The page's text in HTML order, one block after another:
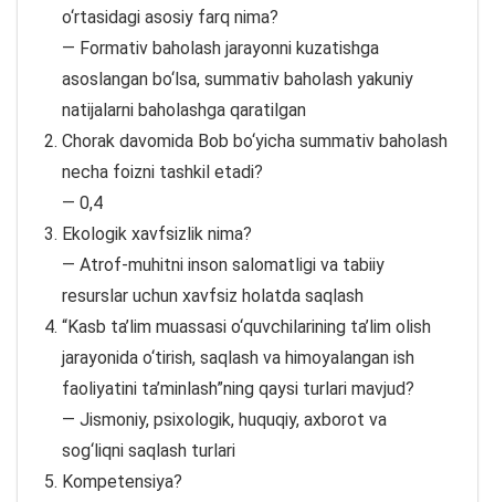
o‘rtasidagi asosiy farq nima?
— Formativ baholash jarayonni kuzatishga
asoslangan bo‘lsa, summativ baholash yakuniy
natijalarni baholashga qaratilgan
Chorak davomida Bob bo‘yicha summativ baholash
necha foizni tashkil etadi?
— 0,4
Ekologik xavfsizlik nima?
— Atrof-muhitni inson salomatligi va tabiiy
resurslar uchun xavfsiz holatda saqlash
“Kasb ta’lim muassasi o‘quvchilarining ta’lim olish
jarayonida o‘tirish, saqlash va himoyalangan ish
faoliyatini ta’minlash”ning qaysi turlari mavjud?
— Jismoniy, psixologik, huquqiy, axborot va
sog‘liqni saqlash turlari
Kompetensiya?